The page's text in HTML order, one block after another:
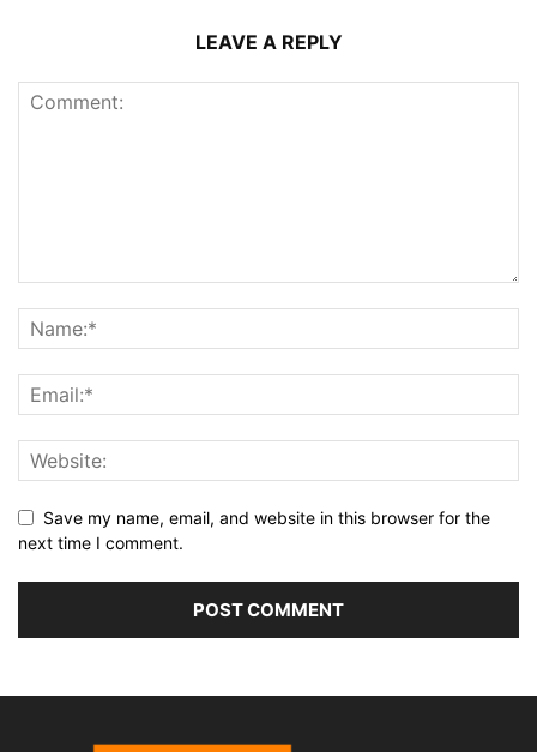
LEAVE A REPLY
Save my name, email, and website in this browser for the
next time I comment.